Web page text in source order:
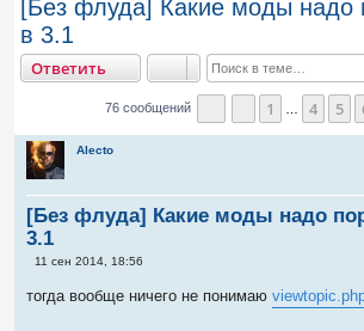
[Без флуда] Какие моды надо
в 3.1
Ответить
76 сообщений Страница8 из8
Пред.
1 4 5
Alecto
[Без флуда] Какие моды надо
3.1
С
б
11 сен 2014, 18:56
тогда вообще ничего не понимаю